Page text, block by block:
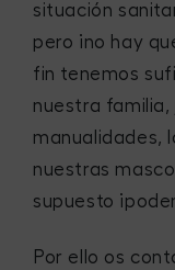
situación
pero ¡no hay
fin tenemos
nuestra familia,
manualidades,
nuestras
supuesto
Por ello os